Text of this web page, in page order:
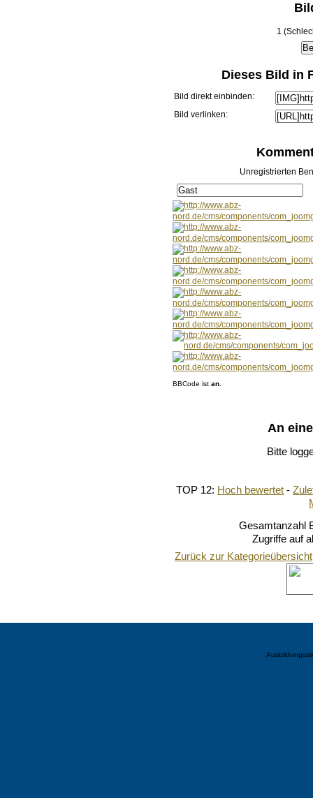
1
Dieses Bild in
Bild direkt einbinden:
Bild verlinken:
Unregistrierten
BBCode istan
An
Bitte
TOP 12: Hoch bewertet -
Gesamtanzahl
Zugriffe auf
Zurück zur Kategorieübersicht